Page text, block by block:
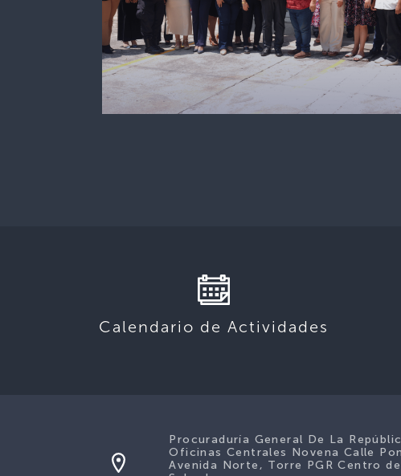
Calendario de Actividades
Procuraduría General De La
Oficinas Centrales Novena Calle
Avenida Norte, Torre PGR Centro